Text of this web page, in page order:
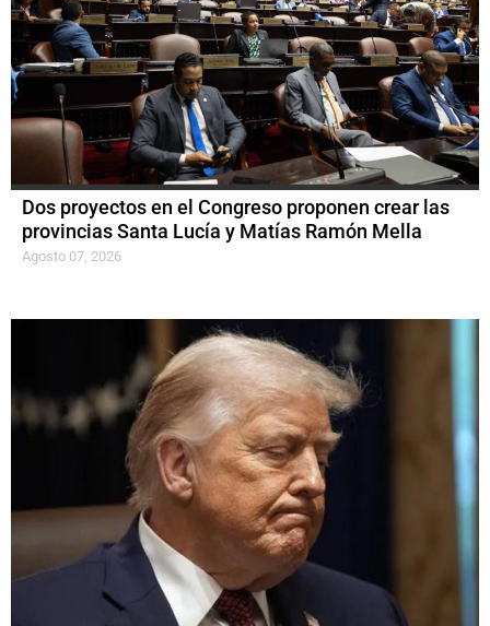
Dos proyectos en el Congreso proponen crear las
provincias Santa Lucía y Matías Ramón Mella
Agosto 07, 2026